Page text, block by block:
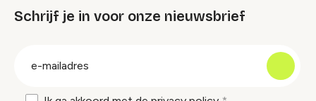
Schrijf je in voor onze nieuwsbrief